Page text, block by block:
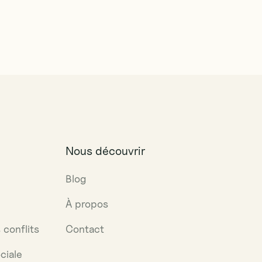
conflits
Nous découvrir
Blog
À propos
Contact